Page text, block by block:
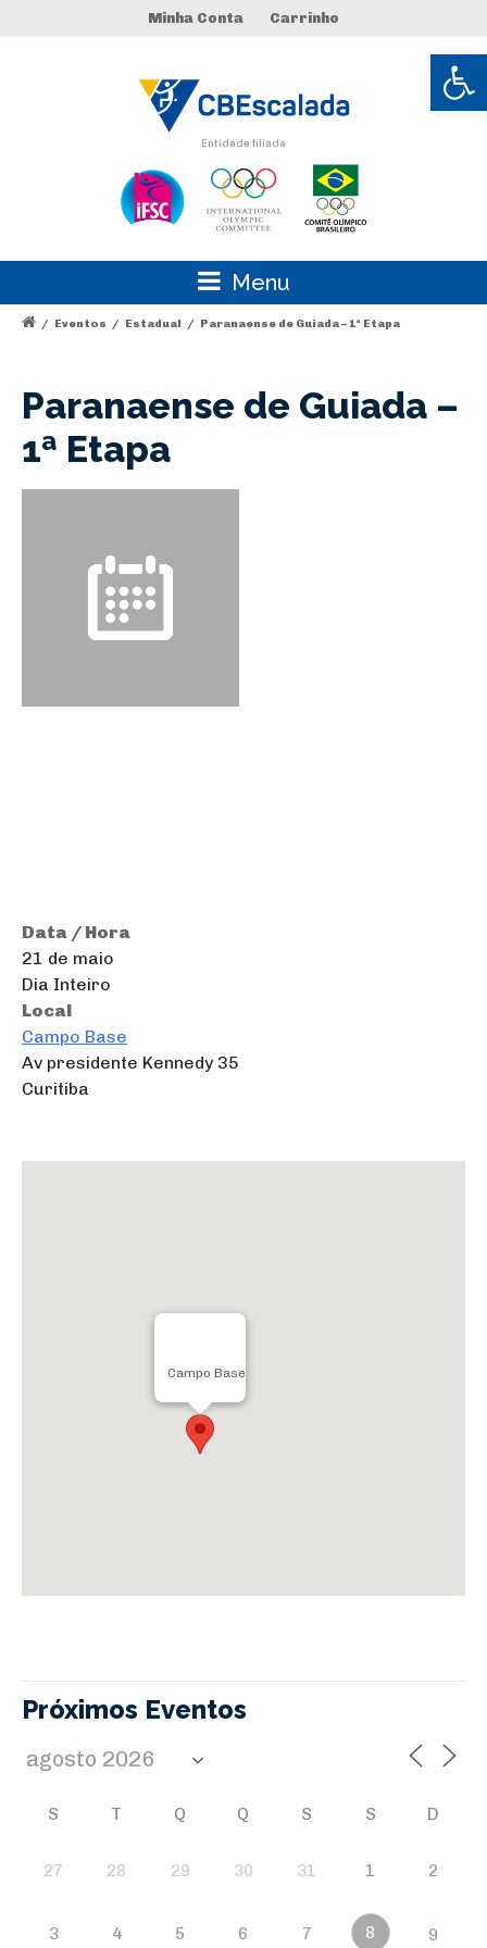
Abrir
Minha Conta Carrinho
Entidade filiada
Menu
/ Eventos / Estadual / Paranaense de Guiada – 1ª Etapa
Paranaense de Guiada –
1ª Etapa
Data / Hora
21 de maio
Dia Inteiro
Local
Campo Base
Av presidente Kennedy 35
Curitiba
Campo Base
Próximos Eventos
S T Q Q S S D
27 28 29 30 31 1 2
3 4 5 6 7 8 9